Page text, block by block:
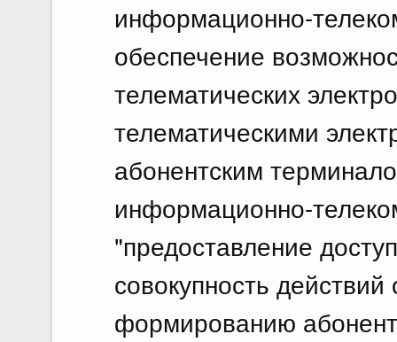
информационно-
обеспечение
телематических
телематическими
абонентским
информационно-
"предоставление
совокупность
формированию